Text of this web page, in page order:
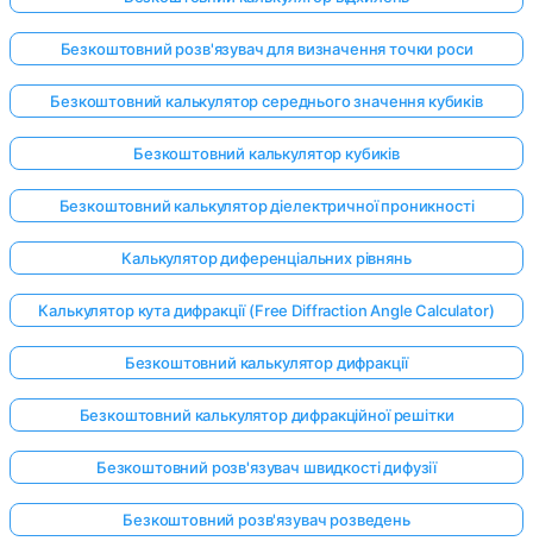
Увійдіть
тут!
Безкоштовний розв'язувач для визначення точки роси
Безкоштовний калькулятор середнього значення кубиків
Безкоштовний калькулятор кубиків
Безкоштовний калькулятор діелектричної проникності
Калькулятор диференціальних рівнянь
Калькулятор кута дифракції (Free Diffraction Angle Calculator)
Безкоштовний калькулятор дифракції
Безкоштовний калькулятор дифракційної решітки
Безкоштовний розв'язувач швидкості дифузії
Безкоштовний розв'язувач розведень